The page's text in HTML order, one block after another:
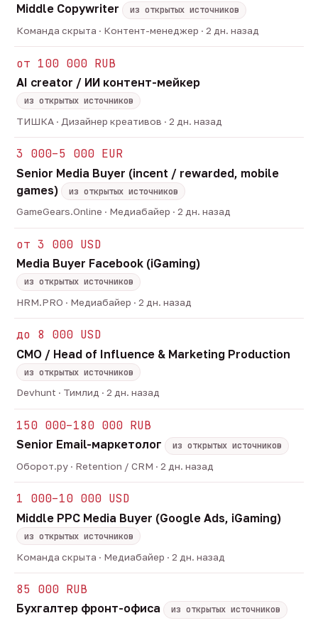
Middle Copywriter
из открытых источников
Команда скрыта · Контент-менеджер · 2 дн. назад
от 100 000 RUB
AI creator / ИИ контент-мейкер
из открытых источников
ТИШКА · Дизайнер креативов · 2 дн. назад
3 000–5 000 EUR
Senior Media Buyer (incent / rewarded, mobile
games)
из открытых источников
GameGears.Online · Медиабайер · 2 дн. назад
от 3 000 USD
Media Buyer Facebook (iGaming)
из открытых источников
HRM.PRO · Медиабайер · 2 дн. назад
до 8 000 USD
CMO / Head of Influence & Marketing Production
из открытых источников
Devhunt · Тимлид · 2 дн. назад
150 000–180 000 RUB
Senior Email-маркетолог
из открытых источников
Оборот.ру · Retention / CRM · 2 дн. назад
1 000–10 000 USD
Middle PPC Media Buyer (Google Ads, iGaming)
из открытых источников
Команда скрыта · Медиабайер · 2 дн. назад
85 000 RUB
Бухгалтер фронт-офиса из открытых источников